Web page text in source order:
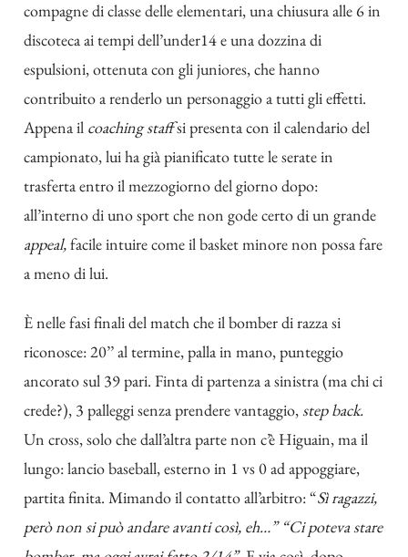
compagne di classe delle elementari, una chiusura alle 6 in
discoteca ai tempi dell’under14 e una dozzina di
espulsioni, ottenuta con gli juniores, che hanno
contribuito a renderlo un personaggio a tutti gli effetti.
Appena il coaching staffsi presenta con il calendario del
campionato, lui ha già pianificato tutte le serate in
trasferta entro il mezzogiorno del giorno dopo:
all’interno di uno sport che non gode certo di un grande
appeal,facile intuire come il basket minore non possa fare
a meno di lui.
È nelle fasi finali del match che il bomber di razza si
riconosce: 20’’ al termine, palla in mano, punteggio
ancorato sul 39 pari. Finta di partenza a sinistra (ma chi ci
crede?), 3 palleggi senza prendere vantaggio,step back.
Un cross, solo che dall’altra parte non c’è Higuain, ma il
lungo: lancio baseball, esterno in 1 vs 0 ad appoggiare,
partita finita. Mimando il contatto all’arbitro: “Sì ragazzi,
però non si può andare avanti così, eh…” “Ci poteva stare